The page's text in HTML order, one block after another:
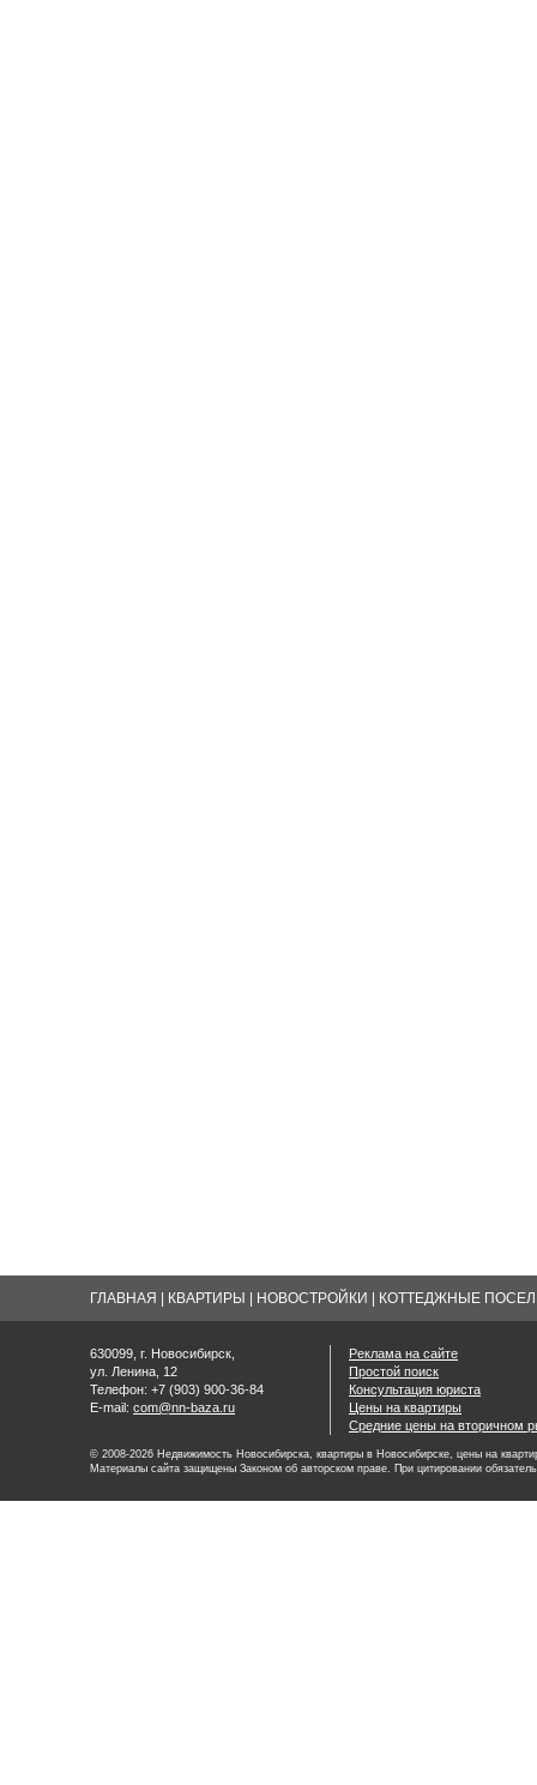
ГЛАВНАЯ КВАРТИРЫ НОВОСТРОЙКИ КОТТЕДЖНЫЕ
630099, г. Новосибирск,
ул. Ленина, 12
Телефон: +7 (903) 900-36-84
E-mail: com@nn-baza.ru
Реклама на сайте
Простой поиск
Консультация юриста
Цены на квартиры
Средние цены на вторичном
© 2008-2026 Недвижимость Новосибирска, квартиры в Новосибирске, цены на
Материалы сайта защищены Законом об авторском праве. При цитировании